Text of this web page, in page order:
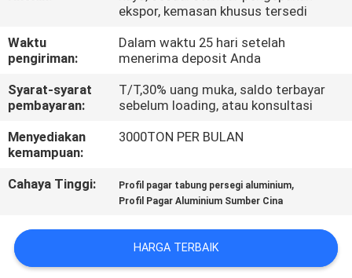
KUALITAS
HUBUNGI
KAMI
BERITA
PERMINTAAN
PENAWARAN
SITEMAP
ekspor, kemasan khusus tersedi
Waktu
pengiriman:
Dalam waktu 25 hari setelah
menerima deposit Anda
Syarat-syarat
pembayaran:
T/T,30% uang muka, saldo terbayar
sebelum loading, atau konsultasi
Menyediakan
kemampuan:
3000TON PER BULAN
Cahaya Tinggi: Profil pagar tabung persegi aluminium,
Profil Pagar Aluminium Sumber Cina
HARGA TERBAIK